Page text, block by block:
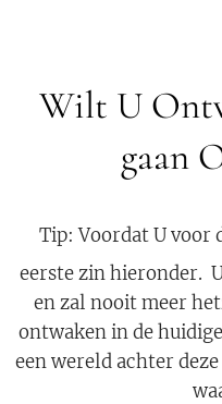
Wilt U
gaan
Tip: Voordat U voor
eerste zin hieronder.
en zal nooit meer
ontwaken in de
een wereld achter